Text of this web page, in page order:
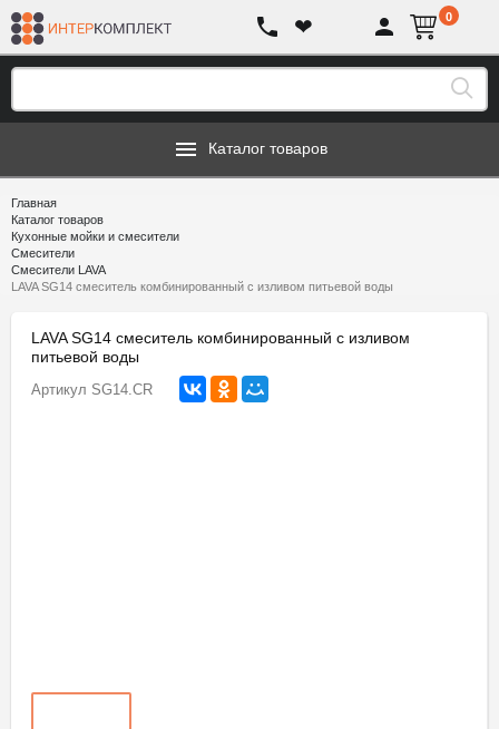
❤ 0
Каталог товаров
Главная
Каталог товаров
Кухонные мойки и смесители
Смесители
Смесители LAVA
LAVA SG14 смеситель комбинированный с изливом питьевой воды
LAVA SG14 смеситель комбинированный с изливом
питьевой воды
Артикул SG14.CR